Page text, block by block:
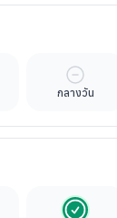
กลางวัน
มื้ออิสระ
าทัวร์ รวมใน